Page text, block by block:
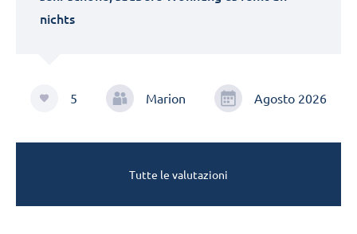
nichts
5 Marion Agosto 2026
Tutte le valutazioni